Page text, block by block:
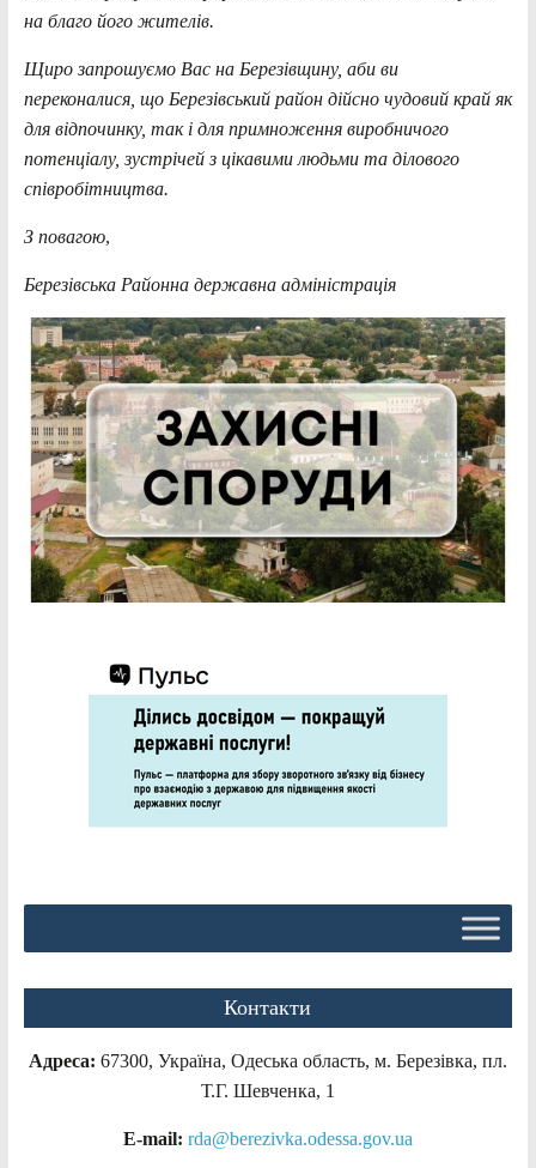
на благо його жителів.
Щиро запрошуємо Вас на Березівщину, аби ви
переконалися, що Березівський район дійсно чудовий край як
для відпочинку, так і для примноження виробничого
потенціалу, зустрічей з цікавими людьми та ділового
співробітництва.
З повагою,
Березівська Районна державна адміністрація
Контакти
Адреса: 67300, Україна, Одеська область, м. Березівка, пл.
Т.Г. Шевченка, 1
E-mail: rda@berezivka.odessa.gov.ua